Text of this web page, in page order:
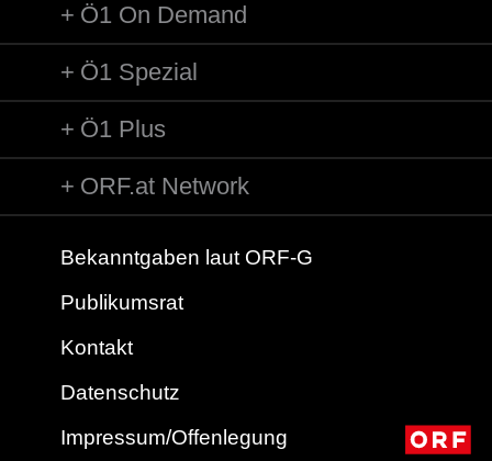
Ö1 On Demand
Ö1 Spezial
Ö1 Plus
ORF.at Network
Bekanntgaben laut ORF-G
Publikumsrat
Kontakt
Datenschutz
Impressum/Offenlegung